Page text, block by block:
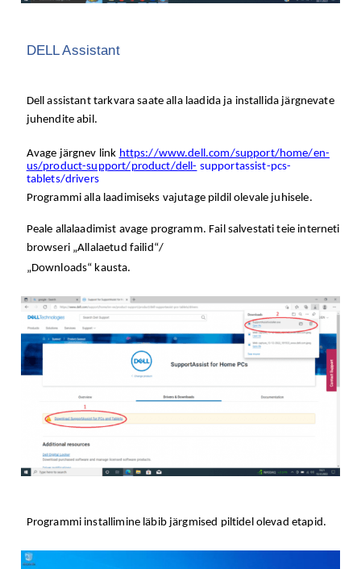
DELL Assistant
Dell assistant tarkvara saate alla laadida ja installida järgnevate
juhendite abil.
Avage järgnev link https://www.dell.com/support/home/en-
us/product-support/product/dell- supportassist-pcs-
tablets/drivers
Programmi alla laadimiseks vajutage pildil olevale juhisele.
Peale allalaadimist avage programm. Fail salvestati teie interneti
browseri „Allalaetud failid“/
„Downloads“ kausta.
Programmi installimine läbib järgmised piltidel olevad etapid.